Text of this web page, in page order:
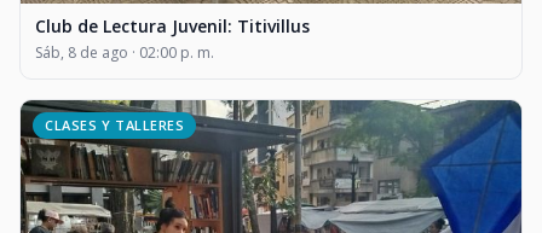
Club de Lectura Juvenil: Titivillus
Sáb, 8 de ago · 02:00 p. m.
CLASES Y TALLERES